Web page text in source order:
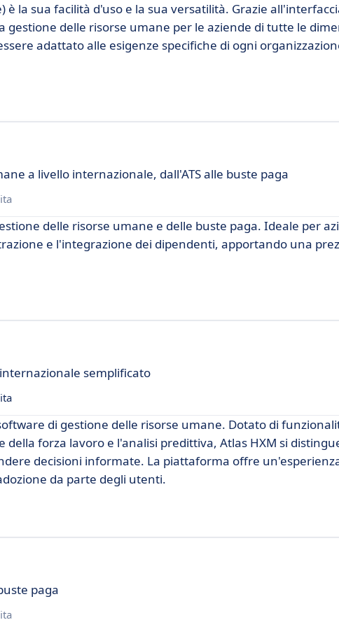
è la sua facilità d'uso e la sua versatilità. Grazie
gestione delle risorse umane per le aziende di tutte le
adattato alle esigenze specifiche di ogni
a livello internazionale, dall'ATS alle buste paga
delle risorse umane e delle buste paga. Ideale per
e l'integrazione dei dipendenti, apportando una
semplificato
di gestione delle risorse umane. Dotato di
forza lavoro e l'analisi predittiva, Atlas HXM si
decisioni informate. La piattaforma offre
da parte degli utenti.
paga